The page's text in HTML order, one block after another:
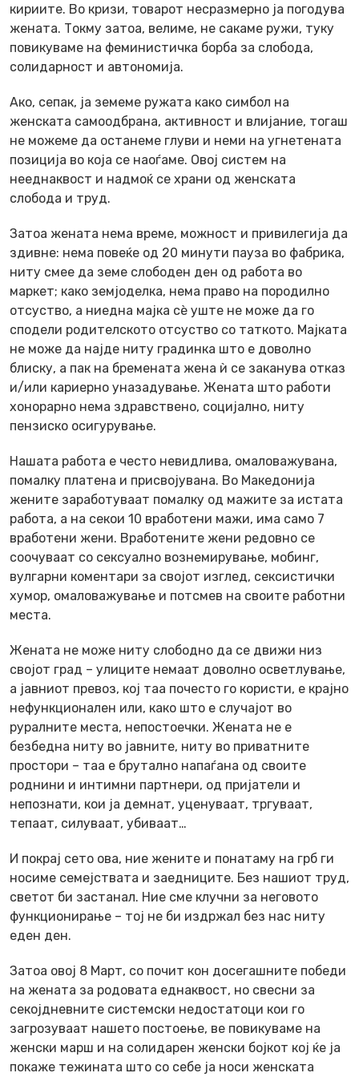
кириите. Во кризи, товарот несразмерно ја погодува
жената. Токму затоа, велиме, не сакаме ружи, туку
повикуваме на феминистичка борба за слобода,
солидарност и автономија.
Ако, сепак, ја земеме ружата како симбол на
женската самоодбрана, активност и влијание, тогаш
не можеме да останеме глуви и неми на угнетената
позиција во која се наоѓаме. Овој систем на
нееднаквост и надмоќ се храни од женската
слобода и труд.
Затоа жената нема време, можност и привилегија да
здивне: нема повеќе од 20 минути пауза во фабрика,
ниту смее да земе слободен ден од работа во
маркет; како земјоделка, нема право на породилно
отсуство, а ниедна мајка сè уште не може да го
сподели родителското отсуство со таткото. Мајката
не може да најде ниту градинка што е доволно
блиску, а пак на бремената жена ѝ се заканува отказ
и/или кариерно уназадување. Жената што работи
хонорарно нема здравствено, социјално, ниту
пензиско осигурување.
Нашата работа е често невидлива, омаловажувана,
помалку платена и присвојувана. Во Македонија
жените заработуваат помалку од мажите за истата
работа, а на секои 10 вработени мажи, има само 7
вработени жени. Вработените жени редовно се
соочуваат со сексуално вознемирување, мобинг,
вулгарни коментари за својот изглед, сексистички
хумор, омаловажување и потсмев на своите работни
места.
Жената не може ниту слободно да се движи низ
својот град – улиците немаат доволно осветлување,
а јавниот превоз, кој таа почесто го користи, е крајно
нефункционален или, како што е случајот во
руралните места, непостоечки. Жената не е
безбедна ниту во јавните, ниту во приватните
простори – таа е брутално напаѓана од своите
роднини и интимни партнери, од пријатели и
непознати, кои ја демнат, уценуваат, тргуваат,
тепаат, силуваат, убиваат…
И покрај сето ова, ние жените и понатаму на грб ги
носиме семејствата и заедниците. Без нашиот труд,
светот би застанал. Ние сме клучни за неговото
функционирање – тој не би издржал без нас ниту
еден ден.
Затоа овој 8 Март, со почит кон досегашните победи
на жената за родовата еднаквост, но свесни за
секојдневните системски недостатоци кои го
загрозуваат нашето постоење, ве повикуваме на
женски марш и на солидарен женски бојкот кој ќе ја
покаже тежината што со себе ја носи женската